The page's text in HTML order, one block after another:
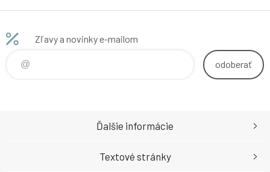
Zľavy a novinky e-mailom
odoberať
Ďalšie informácie
Textové stránky